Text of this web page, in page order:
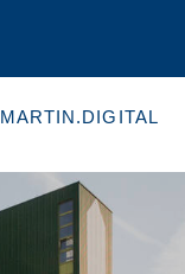
MARTIN.DIGITAL